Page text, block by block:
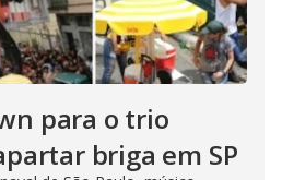
para o trio
briga em SP